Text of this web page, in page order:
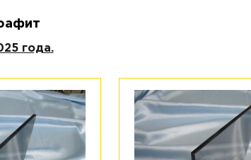
года.